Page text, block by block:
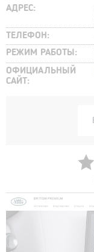
АДРЕС:
ТЕЛЕФОН:
РЕЖИМ РАБОТЫ:
ОФИЦИАЛЬНЫЙ
САЙТ: